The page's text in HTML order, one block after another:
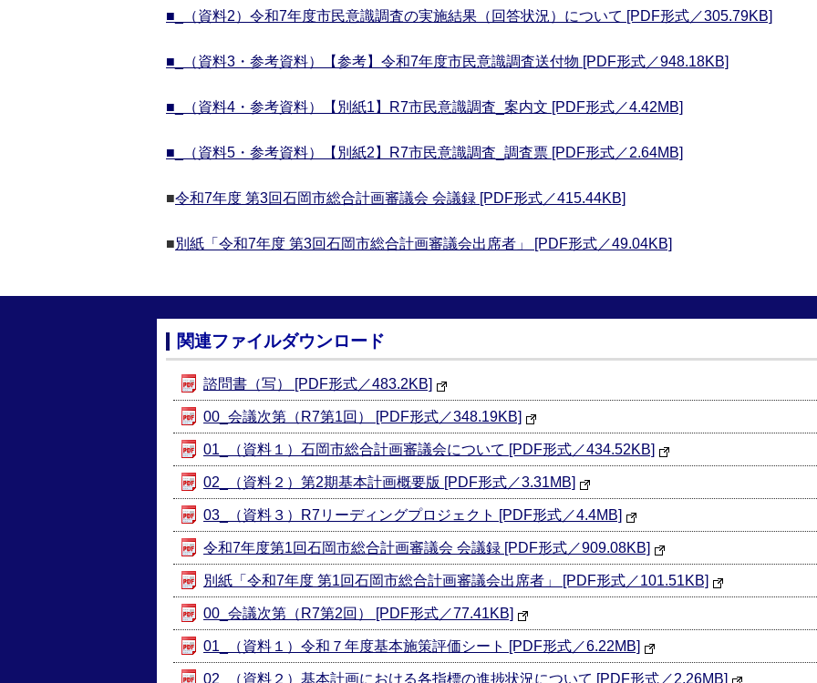
■_（資料2）令和7年度市民意識調査の実施結果（回答状況）について [PDF形式／305.79KB]
■_（資料3・参考資料）【参考】令和7年度市民意識調査送付物 [PDF形式／948.18KB]
■_（資料4・参考資料）【別紙1】R7市民意識調査_案内文 [PDF形式／4.42MB]
■_（資料5・参考資料）【別紙2】R7市民意識調査_調査票 [PDF形式／2.64MB]
■令和7年度 第3回石岡市総合計画審議会 会議録 [PDF形式／415.44KB]
■別紙「令和7年度 第3回石岡市総合計画審議会出席者」 [PDF形式／49.04KB]
関連ファイルダウンロード
諮問書（写） [PDF形式／483.2KB]
00_会議次第（R7第1回） [PDF形式／348.19KB]
01_（資料１）石岡市総合計画審議会について [PDF形式／434.52KB]
02_（資料２）第2期基本計画概要版 [PDF形式／3.31MB]
03_（資料３）R7リーディングプロジェクト [PDF形式／4.4MB]
令和7年度第1回石岡市総合計画審議会 会議録 [PDF形式／909.08KB]
別紙「令和7年度 第1回石岡市総合計画審議会出席者」 [PDF形式／101.51KB]
00_会議次第（R7第2回） [PDF形式／77.41KB]
01_（資料１）令和７年度基本施策評価シート [PDF形式／6.22MB]
02_（資料２）基本計画における各指標の進捗状況について [PDF形式／2.26MB]